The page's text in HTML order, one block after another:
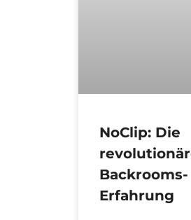
NoClip: Die
Backrooms-
Erfahrung